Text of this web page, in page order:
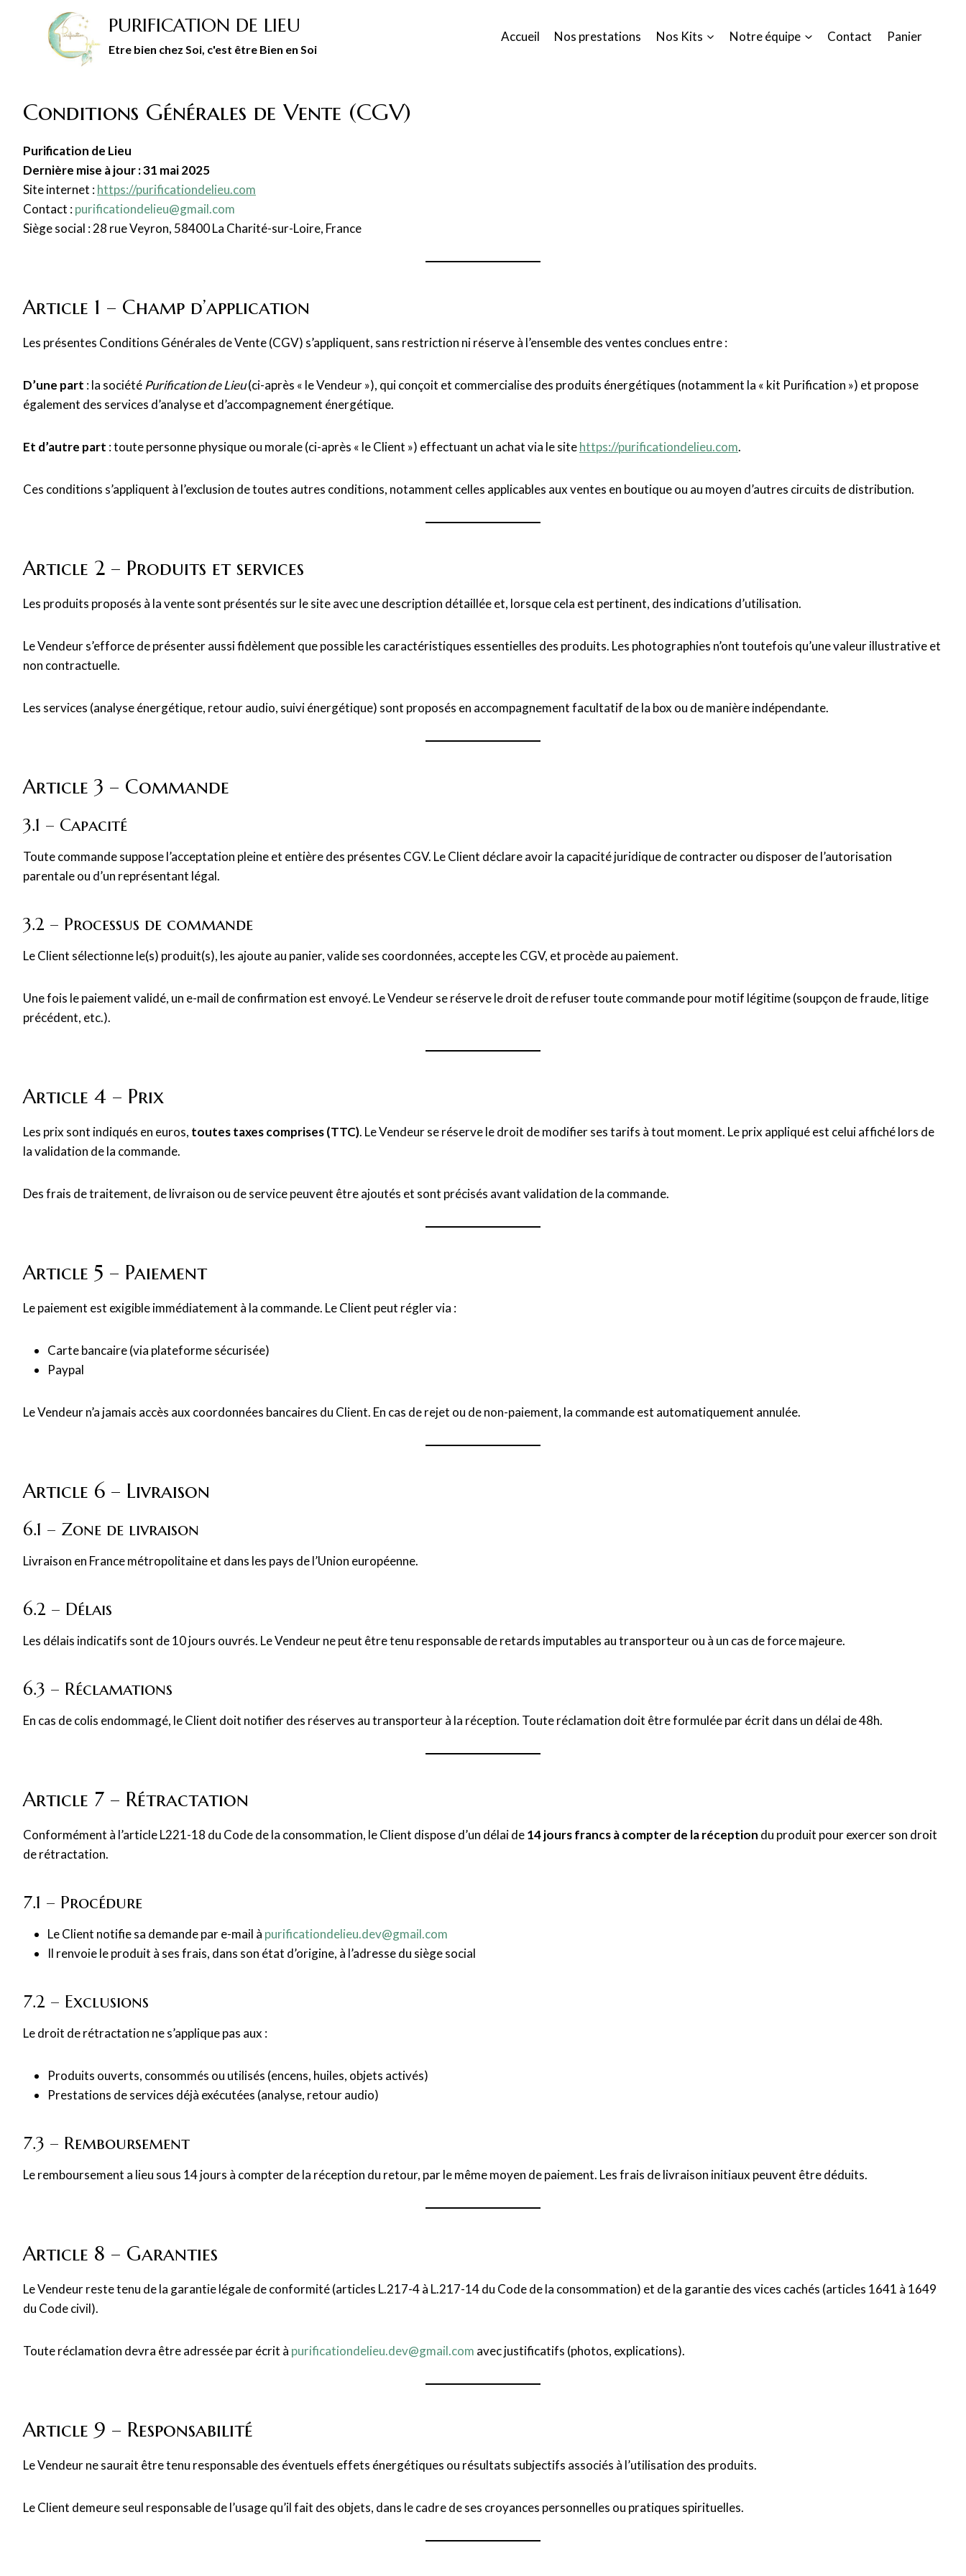
PURIFICATION DE LIEU
Etre bien chez Soi, c'est être Bien en Soi
Accueil Nos prestations Nos Kits Notre équipe Contact Panier
Conditions Générales de Vente (CGV)
Purification de Lieu
Dernière mise à jour : 31 mai 2025
Site internet :https://purificationdelieu.com
Contact :purificationdelieu@gmail.com
Siège social : 28 rue Veyron, 58400 La Charité-sur-Loire, France
Article 1 – Champ d’application
Les présentes Conditions Générales de Vente (CGV) s’appliquent, sans restriction ni réserve à l’ensemble des ventes conclues entre :
D’une part : la société Purification de Lieu(ci-après « le Vendeur »), qui conçoit et commercialise des produits énergétiques (notamment la « kit Purification ») et propose
également des services d’analyse et d’accompagnement énergétique.
Et d’autre part : toute personne physique ou morale (ci-après « le Client ») effectuant un achat via le sitehttps://purificationdelieu.com.
Ces conditions s’appliquent à l’exclusion de toutes autres conditions, notamment celles applicables aux ventes en boutique ou au moyen d’autres circuits de distribution.
Article 2 – Produits et services
Les produits proposés à la vente sont présentés sur le site avec une description détaillée et, lorsque cela est pertinent, des indications d’utilisation.
Le Vendeur s’efforce de présenter aussi fidèlement que possible les caractéristiques essentielles des produits. Les photographies n’ont toutefois qu’une valeur illustrative et
non contractuelle.
Les services (analyse énergétique, retour audio, suivi énergétique) sont proposés en accompagnement facultatif de la box ou de manière indépendante.
Article 3 – Commande
3.1 – Capacité
Toute commande suppose l’acceptation pleine et entière des présentes CGV. Le Client déclare avoir la capacité juridique de contracter ou disposer de l’autorisation
parentale ou d’un représentant légal.
3.2 – Processus de commande
Le Client sélectionne le(s) produit(s), les ajoute au panier, valide ses coordonnées, accepte les CGV, et procède au paiement.
Une fois le paiement validé, un e-mail de confirmation est envoyé. Le Vendeur se réserve le droit de refuser toute commande pour motif légitime (soupçon de fraude, litige
précédent, etc.).
Article 4 – Prix
Les prix sont indiqués en euros, toutes taxes comprises (TTC). Le Vendeur se réserve le droit de modifier ses tarifs à tout moment. Le prix appliqué est celui affiché lors de
la validation de la commande.
Des frais de traitement, de livraison ou de service peuvent être ajoutés et sont précisés avant validation de la commande.
Article 5 – Paiement
Le paiement est exigible immédiatement à la commande. Le Client peut régler via :
Carte bancaire (via plateforme sécurisée)
Paypal
Le Vendeur n’a jamais accès aux coordonnées bancaires du Client. En cas de rejet ou de non-paiement, la commande est automatiquement annulée.
Article 6 – Livraison
6.1 – Zone de livraison
Livraison en France métropolitaine et dans les pays de l’Union européenne.
6.2 – Délais
Les délais indicatifs sont de 10 jours ouvrés. Le Vendeur ne peut être tenu responsable de retards imputables au transporteur ou à un cas de force majeure.
6.3 – Réclamations
En cas de colis endommagé, le Client doit notifier des réserves au transporteur à la réception. Toute réclamation doit être formulée par écrit dans un délai de 48h.
Article 7 – Rétractation
Conformément à l’article L221-18 du Code de la consommation, le Client dispose d’un délai de14 jours francs à compter de la réception du produit pour exercer son droit
de rétractation.
7.1 – Procédure
Le Client notifie sa demande par e-mail à purificationdelieu.dev@gmail.com
Il renvoie le produit à ses frais, dans son état d’origine, à l’adresse du siège social
7.2 – Exclusions
Le droit de rétractation ne s’applique pas aux :
Produits ouverts, consommés ou utilisés (encens, huiles, objets activés)
Prestations de services déjà exécutées (analyse, retour audio)
7.3 – Remboursement
Le remboursement a lieu sous 14 jours à compter de la réception du retour, par le même moyen de paiement. Les frais de livraison initiaux peuvent être déduits.
Article 8 – Garanties
Le Vendeur reste tenu de la garantie légale de conformité (articles L.217-4 à L.217-14 du Code de la consommation) et de la garantie des vices cachés (articles 1641 à 1649
du Code civil).
Toute réclamation devra être adressée par écrit à purificationdelieu.dev@gmail.com avec justificatifs (photos, explications).
Article 9 – Responsabilité
Le Vendeur ne saurait être tenu responsable des éventuels effets énergétiques ou résultats subjectifs associés à l’utilisation des produits.
Le Client demeure seul responsable de l’usage qu’il fait des objets, dans le cadre de ses croyances personnelles ou pratiques spirituelles.